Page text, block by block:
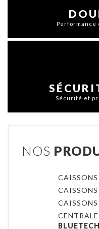
Sécurité et
NOS
CAISSONS